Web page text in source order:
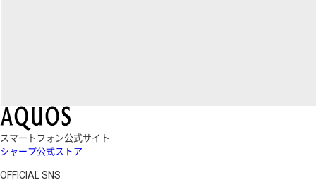
スマートフォン公式サイト
シャープ公式ストア
OFFICIAL SNS